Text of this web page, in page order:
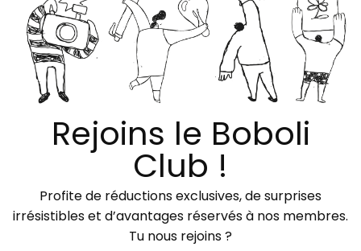
Rejoins le Boboli
Club !
Profite de réductions exclusives, de surprises
irrésistibles et d’avantages réservés à nos membres.
Tu nous rejoins ?